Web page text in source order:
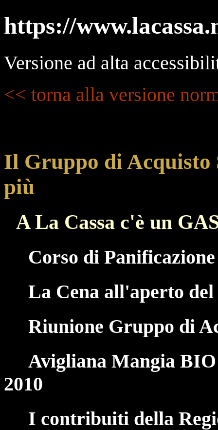
https://
Versione ad alta
<< torna alla versione
Il Gruppo di Acquisto
più
A La Cassa c'è un
Corso di Panificazione
La Cena all'aperto
Riunione Gruppo di
Avigliana Mangia BIO
2010
I contribuiti della